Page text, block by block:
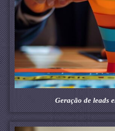
Geração de leads